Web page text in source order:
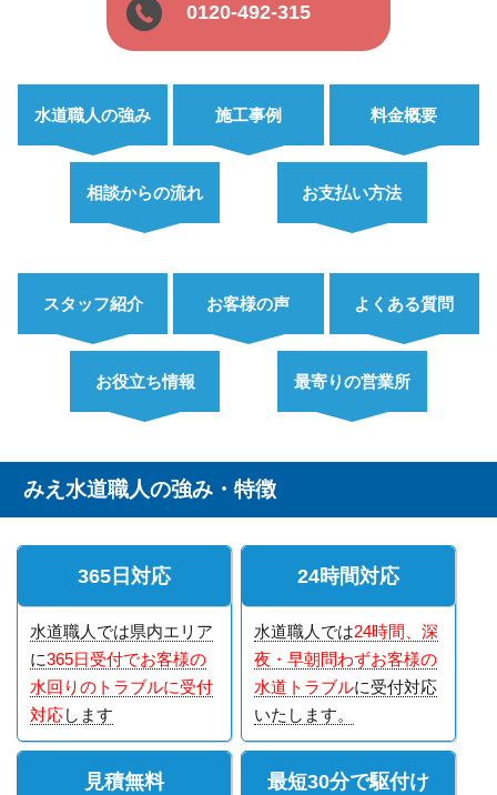
0120-492-315
水道職人の強み 施工事例 料金概要
相談からの流れ お支払い方法
スタッフ紹介 お客様の声 よくある質問
お役立ち情報 最寄りの営業所
みえ水道職人の強み・特徴
365日対応
水道職人では県内エリア
に365日受付でお客様の
水回りのトラブルに受付
対応します
24時間対応
水道職人では24時間、深
夜・早朝問わずお客様の
水道トラブルに受付対応
いたします。
見積無料 最短30分で駆付け